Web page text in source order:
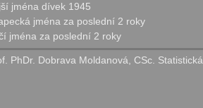
jména dívek 1945
jména za poslední 2 roky
jména za poslední 2 roky
PhDr. Dobrava Moldanová, CSc. Statistická